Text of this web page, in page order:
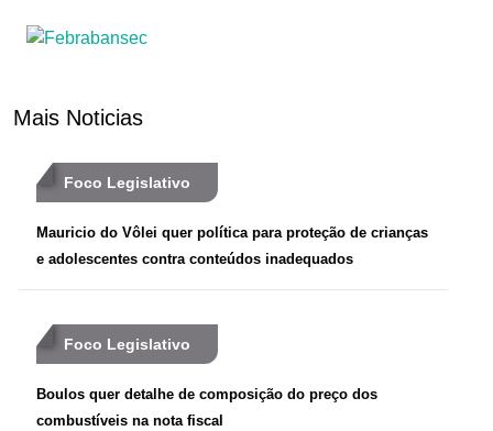
Mais Noticias
Foco Legislativo
Mauricio do Vôlei quer política para proteção de crianças
e adolescentes contra conteúdos inadequados
Foco Legislativo
Boulos quer detalhe de composição do preço dos
combustíveis na nota fiscal